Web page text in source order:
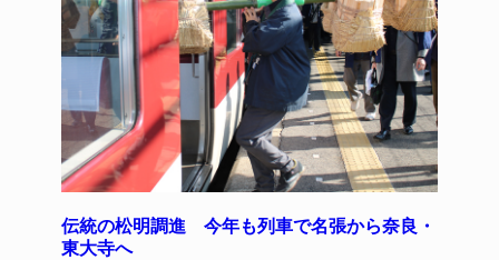
伝統の松明調進 今年も列車で名張から奈良・
東大寺へ